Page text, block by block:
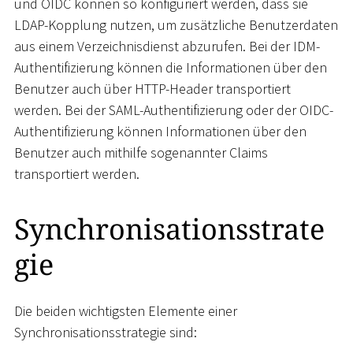
und OIDC können so konfiguriert werden, dass sie
LDAP-Kopplung nutzen, um zusätzliche Benutzerdaten
aus einem Verzeichnisdienst abzurufen. Bei der IDM-
Authentifizierung können die Informationen über den
Benutzer auch über HTTP-Header transportiert
werden. Bei der SAML-Authentifizierung oder der OIDC-
Authentifizierung können Informationen über den
Benutzer auch mithilfe sogenannter Claims
transportiert werden.
Synchronisationsstrate
gie
Die beiden wichtigsten Elemente einer
Synchronisationsstrategie sind: